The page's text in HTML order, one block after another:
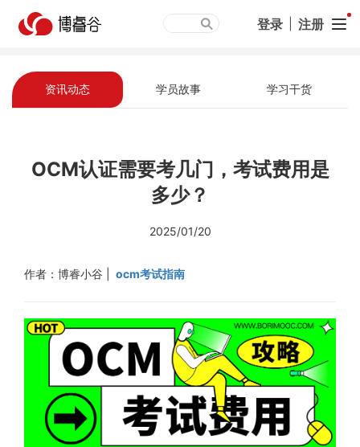
登录 注册
资讯动态 学员故事 学习干货
OCM认证需要考几门，考试费用是
多少？
2025/01/20
作者：博睿小谷 | ocm考试指南